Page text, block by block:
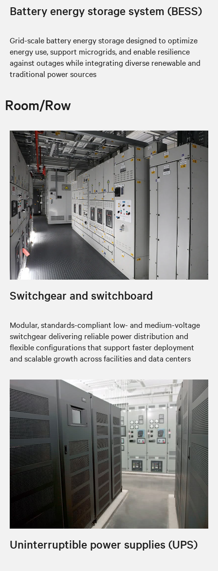
Battery energy storage system (BESS)
Grid-scale battery energy storage designed to optimize
energy use, support microgrids, and enable resilience
against outages while integrating diverse renewable and
traditional power sources
Room/Row
Switchgear and switchboard
Modular, standards-compliant low- and medium-voltage
switchgear delivering reliable power distribution and
flexible configurations that support faster deployment
and scalable growth across facilities and data centers
Uninterruptible power supplies (UPS)